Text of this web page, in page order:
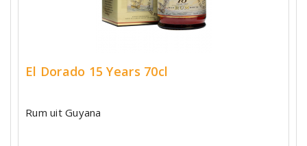
El Dorado 15 Years 70cl
Rum uit Guyana